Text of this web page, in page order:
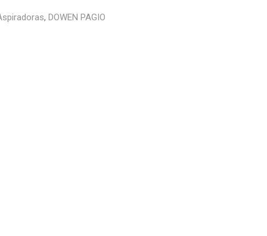
, DOWEN PAGIO